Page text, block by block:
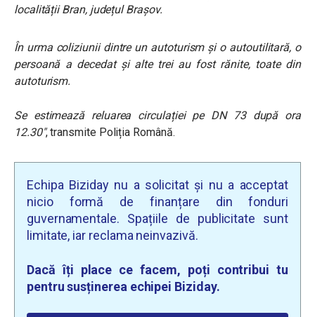
localității Bran, județul Brașov.
În urma coliziunii dintre un autoturism și o autoutilitară, o
persoană a decedat și alte trei au fost rănite, toate din
autoturism.
Se estimează reluarea circulației pe DN 73 după ora
12.30″, transmite Poliția Română.
Echipa Biziday nu a solicitat și nu a acceptat
nicio formă de finanțare din fonduri
guvernamentale. Spațiile de publicitate sunt
limitate, iar reclama neinvazivă.
Dacă îți place ce facem, poți contribui tu
pentru susținerea echipei Biziday.